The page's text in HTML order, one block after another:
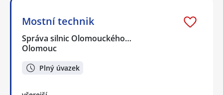
Mostní technik
Správa silnic Olomouckého…
Olomouc
Plný úvazek